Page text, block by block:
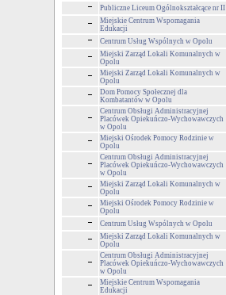
Publiczne Liceum Ogólnokształcące nr II
Miejskie Centrum Wspomagania
Edukacji
Centrum Usług Wspólnych w Opolu
Miejski Zarząd Lokali Komunalnych w
Opolu
Miejski Zarząd Lokali Komunalnych w
Opolu
Dom Pomocy Społecznej dla
Kombatantów w Opolu
Centrum Obsługi Administracyjnej
Placówek Opiekuńczo-Wychowawczych
w Opolu
Miejski Ośrodek Pomocy Rodzinie w
Opolu
Centrum Obsługi Administracyjnej
Placówek Opiekuńczo-Wychowawczych
w Opolu
Miejski Zarząd Lokali Komunalnych w
Opolu
Miejski Ośrodek Pomocy Rodzinie w
Opolu
Centrum Usług Wspólnych w Opolu
Miejski Zarząd Lokali Komunalnych w
Opolu
Centrum Obsługi Administracyjnej
Placówek Opiekuńczo-Wychowawczych
w Opolu
Miejskie Centrum Wspomagania
Edukacji